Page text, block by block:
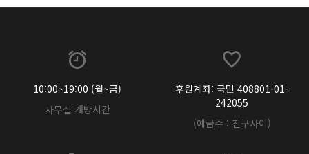
10:00~19:00 (월~금)
사무실 개방시간
후원계좌: 국민 408801-01-
242055
(예금주 : 친구사이)